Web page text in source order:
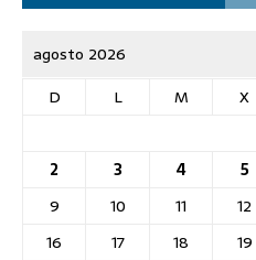
agosto 2026
D
L M X
2
3 4 5
9
10 11 12
16
17 18 19